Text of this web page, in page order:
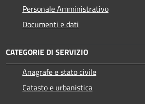
Personale Amministrativo
Documenti e dati
CATEGORIE DI SERVIZIO
Anagrafe e stato civile
Catasto e urbanistica